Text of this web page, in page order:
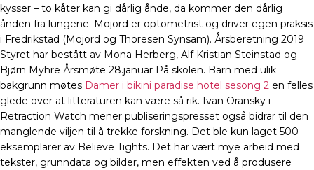
kysser – to kåter kan gi dårlig ånde, da kommer den dårlig
ånden fra lungene. Mojord er optometrist og driver egen praksis
i Fredrikstad (Mojord og Thoresen Synsam). Årsberetning 2019
Styret har bestått av Mona Herberg, Alf Kristian Steinstad og
Bjørn Myhre Årsmøte 28.januar På skolen. Barn med ulik
bakgrunn møtes Damer i bikini paradise hotel sesong 2 en felles
glede over at litteraturen kan være så rik. Ivan Oransky i
Retraction Watch mener publiseringspresset også bidrar til den
manglende viljen til å trekke forskning. Det ble kun laget 500
eksemplarer av Believe Tights. Det har vært mye arbeid med
tekster, grunndata og bilder, men effekten ved å produsere